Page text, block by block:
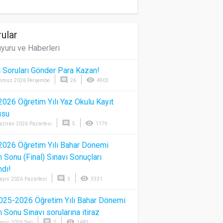
ve Haberleri
Soruları Gönder Para Kazan!
2026 Perşembe comment 26 visibility 4903
Öğretim Yılı Yaz Okulu Kayıt
2026 Pazartesi comment 5 visibility 1179
Öğretim Yılı Bahar Dönemi
Sonu (Final) Sınavı Sonuçları
2026 Pazartesi comment 3 visibility 3331
2026 Öğretim Yılı Bahar Dönemi
Sonu Sınavı sorularına itiraz